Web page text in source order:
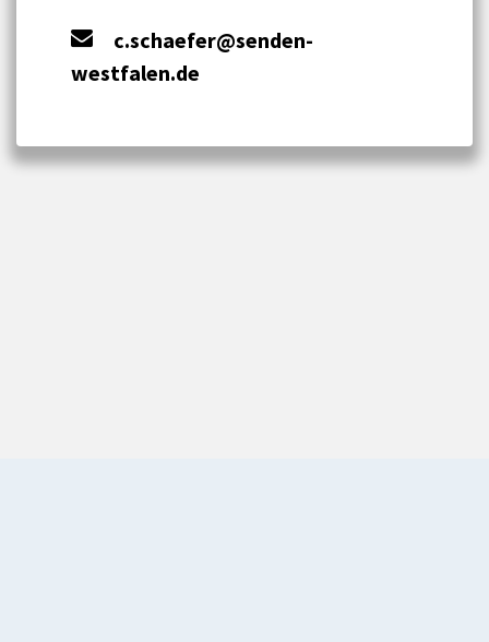
c.schaefer@senden-
westfalen.de